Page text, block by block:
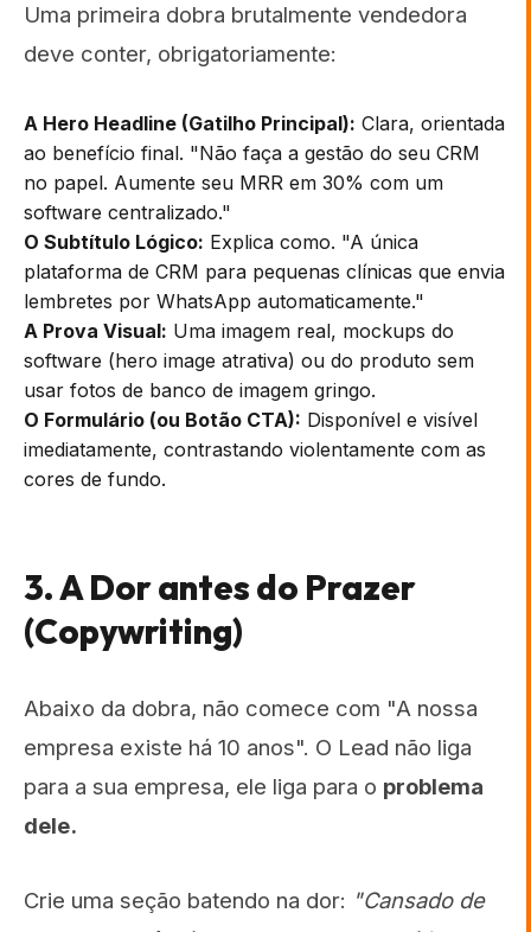
Uma primeira dobra brutalmente vendedora
deve conter, obrigatoriamente:
A Hero Headline (Gatilho Principal): Clara, orientada
ao benefício final. "Não faça a gestão do seu CRM
no papel. Aumente seu MRR em 30% com um
software centralizado."
O Subtítulo Lógico: Explica como. "A única
plataforma de CRM para pequenas clínicas que envia
lembretes por WhatsApp automaticamente."
A Prova Visual: Uma imagem real, mockups do
software (hero image atrativa) ou do produto sem
usar fotos de banco de imagem gringo.
O Formulário (ou Botão CTA): Disponível e visível
imediatamente, contrastando violentamente com as
cores de fundo.
3. A Dor antes do Prazer
(Copywriting)
Abaixo da dobra, não comece com "A nossa
empresa existe há 10 anos". O Lead não liga
para a sua empresa, ele liga para o problema
dele.
Crie uma seção batendo na dor: "Cansado de